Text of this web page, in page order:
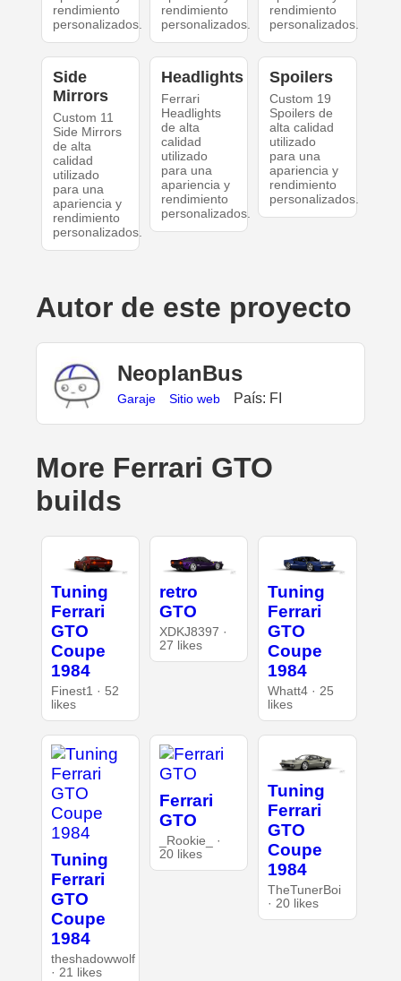
rendimiento
personalizados.
rendimiento
personalizados.
rendimiento
personalizados.
Side
Mirrors
Custom 11
Side Mirrors
de alta
calidad
utilizado
para una
apariencia y
rendimiento
personalizados.
Headlights
Ferrari
Headlights
de alta
calidad
utilizado
para una
apariencia y
rendimiento
personalizados.
Spoilers
Custom 19
Spoilers de
alta calidad
utilizado
para una
apariencia y
rendimiento
personalizados.
Autor de este proyecto
NeoplanBus
Garaje Sitio web País: FI
More Ferrari GTO
builds
Tuning
Ferrari
GTO
Coupe
1984
Finest1 · 52
likes
retro
GTO
XDKJ8397 ·
27 likes
Tuning
Ferrari
GTO
Coupe
1984
Whatt4 · 25
likes
Tuning
Ferrari
GTO
Coupe
1984
theshadowwolf
· 21 likes
Ferrari
GTO
_Rookie_ ·
20 likes
Tuning
Ferrari
GTO
Coupe
1984
TheTunerBoi
· 20 likes